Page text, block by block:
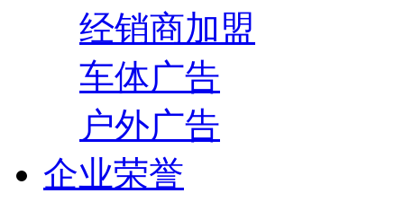
经销商加盟
车体广告
户外广告
企业荣誉